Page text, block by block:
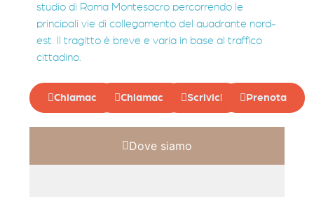
studio di Roma Montesacro percorrendo le
principali vie di collegamento del quadrante nord-
est. Il tragitto è breve e varia in base al traffico
cittadino.
Chiamaci Chiamaci Scrivici Prenota
Dove siamo